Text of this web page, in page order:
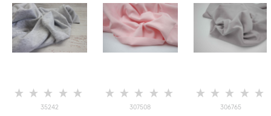
35242 307508 306765